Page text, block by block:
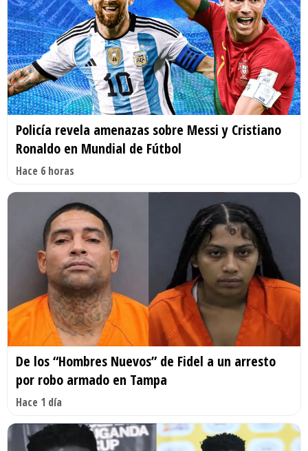
Policía revela amenazas sobre Messi y Cristiano
Ronaldo en Mundial de Fútbol
Hace 6 horas
De los “Hombres Nuevos” de Fidel a un arresto
por robo armado en Tampa
Hace 1 día